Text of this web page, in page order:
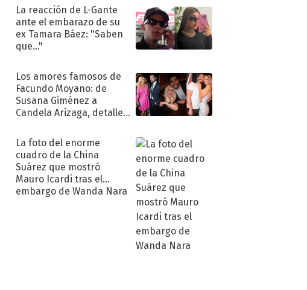
La reacción de L-Gante
ante el embarazo de su
ex Tamara Báez: "Saben
que..."
Los amores famosos de
Facundo Moyano: de
Susana Giménez a
Candela Arizaga, detalles
sentimental
La foto del enorme
cuadro de la China
Suárez que mostró
Mauro Icardi tras el
embargo de Wanda Nara